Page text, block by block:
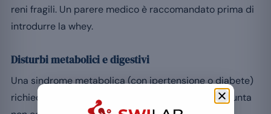
reni fragili. Un parere medico è raccomandato prima di
introdurre la whey.
Disturbi metabolici e digestivi
Una sindrome metabolica (con ipertensione o diabete)
richiede una gestione rigorosa degli apporti: l’aggiunta